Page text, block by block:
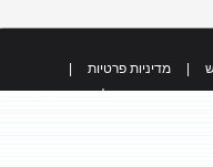
מדיניות פרטיות
כל הזכויות שמורות